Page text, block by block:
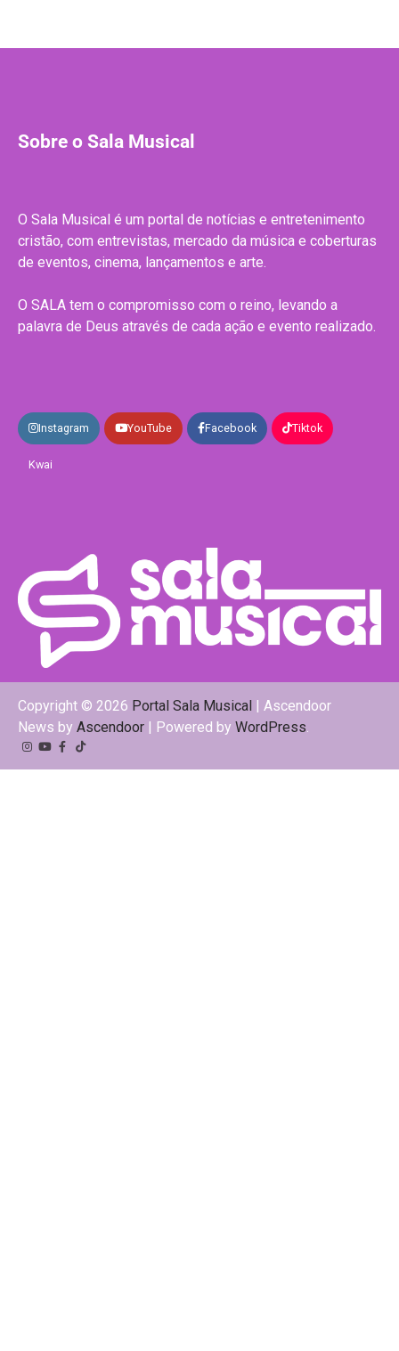
Sobre o Sala Musical
O Sala Musical é um portal de notícias e entretenimento
cristão, com entrevistas, mercado da música e coberturas
de eventos, cinema, lançamentos e arte.
O SALA tem o compromisso com o reino, levando a
palavra de Deus através de cada ação e evento realizado.
Instagram YouTube Facebook Tiktok
Kwai
Copyright © 2026 Portal Sala Musical
| Ascendoor
News by Ascendoor | Powered by WordPress.
Instagram
YouTube
Facebook
Tiktok